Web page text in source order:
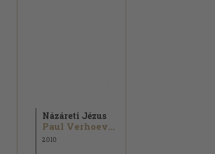
Názáreti Jézus
Paul Verhoeven
2010